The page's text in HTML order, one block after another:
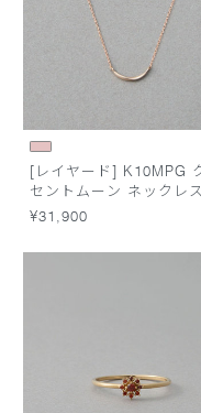
[レイヤード] K10MPG
セントムーン ネックレス
¥31,900